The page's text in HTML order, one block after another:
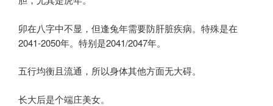
卯在八字中不显，但逢兔年需要防肝脏疾病。特殊是在
2041-2050年。特别是2041/2047年。
五行均衡且流通，所以身体其他方面无大碍。
长大后是个端庄美女。